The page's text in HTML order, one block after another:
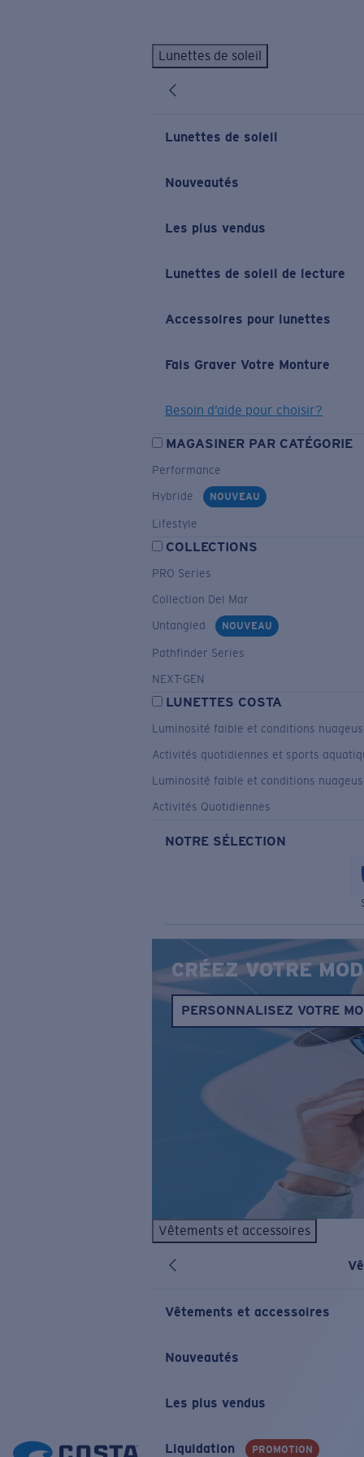
Lunettes de soleil
Lunettes de soleil
Nouveautés
Les plus vendus
Lunettes de soleil de lecture
Accessoires pour lunettes
Fais Graver Votre Monture
Besoin d’aide pour choisir?
MAGASINER PAR CATÉGORIE
Performance
Hybride
NOUVEAU
Lifestyle
COLLECTIONS
PRO Series
Collection Del Mar
Untangled
NOUVEAU
Pathfinder Series
NEXT-GEN
LUNETTES COSTA
Luminosité faible et conditions
Activités quotidiennes et sports
Luminosité faible et conditions
Activités Quotidiennes
NOTRE SÉLECTION
CRÉEZ VOTRE
PERSONNALISEZ VOTRE
Vêtements et accessoires
Vêtements et accessoires
Nouveautés
Les plus vendus
Liquidation PROMOTION
LES PLUS RECHERCHÉS
Lunettes de soleil personnalisées